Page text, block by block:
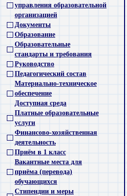
управления образовательной
организацией
Документы
Образование
Образовательные
стандарты и требования
Руководство
Педагогический состав
Материально-техническое
обеспечение
Доступная среда
Платные образовательные
услуги
Финансово-хозяйственная
деятельность
Приём в 1 класс
Вакантные места для
приёма (перевода)
обучающихся
Стипендии и меры